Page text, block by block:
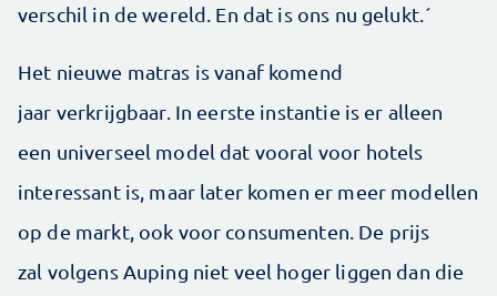
verschil in de wereld. En dat is ons nu gelukt.´
Het nieuwe matras is vanaf komend
jaar verkrijgbaar. In eerste instantie is er alleen
een universeel model dat vooral voor hotels
interessant is, maar later komen er meer modellen
op de markt, ook voor consumenten. De prijs
zal volgens Auping niet veel hoger liggen dan die